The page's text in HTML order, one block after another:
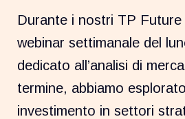
Durante i nostri TP Future
webinar settimanale del
dedicato all’analisi di
termine, abbiamo
investimento in settori